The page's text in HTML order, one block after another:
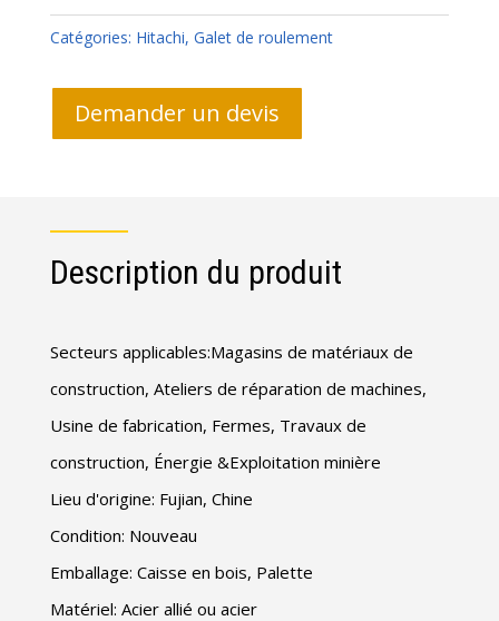
Catégories: Hitachi, Galet de roulement
Demander un devis
Description du produit
Secteurs applicables:Magasins de matériaux de
construction, Ateliers de réparation de machines,
Usine de fabrication, Fermes, Travaux de
construction, Énergie &Exploitation minière
Lieu d'origine: Fujian, Chine
Condition: Nouveau
Emballage: Caisse en bois, Palette
Matériel: Acier allié ou acier